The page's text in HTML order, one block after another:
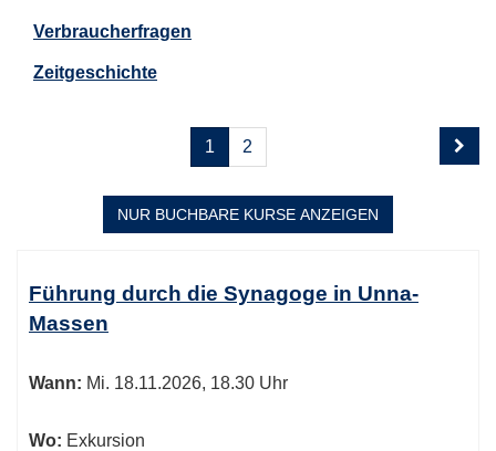
Verbraucherfragen
Zeitgeschichte
Seiten
blättern
1 2
NUR BUCHBARE KURSE ANZEIGEN
Tabellenüberschriften
können
sortiert
Führung durch die Synagoge in Unna-
Massen
Wann: Mi. 18.11.2026, 18.30 Uhr
Wo: Exkursion